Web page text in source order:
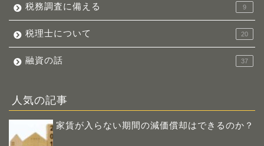
税務調査に備える 9
税理士について 20
融資の話 37
人気の記事
家賃が入らない期間の減価償却はできるのか？